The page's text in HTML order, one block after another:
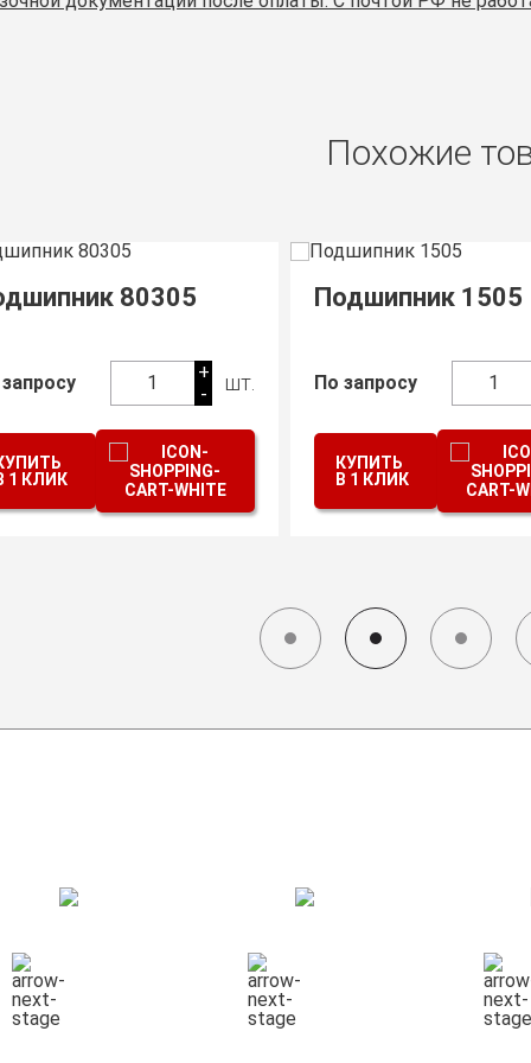
Похожие
80305
1
+
-
шт.
1 КЛИК
Подшипник 1505
По запросу 1
КУПИТЬ
В 1 КЛИК